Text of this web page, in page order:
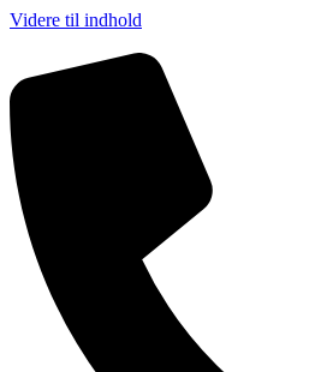
Videre til indhold